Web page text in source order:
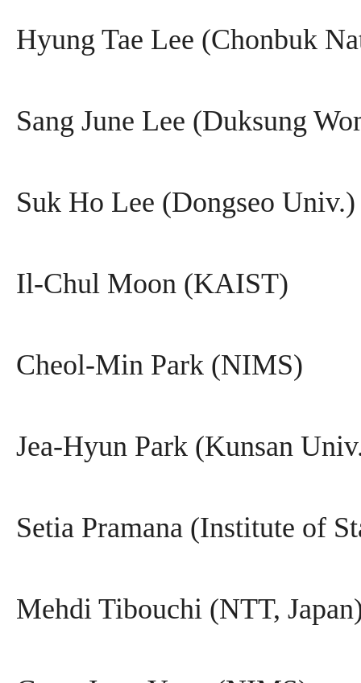
Hyung Tae Lee (Chonbuk
Sang June Lee (Duksung
Suk Ho Lee (Dongseo Univ.)
Il-Chul Moon (KAIST)
Cheol-Min Park (NIMS)
Jea-Hyun Park (Kunsan
Setia Pramana (Institute of
Mehdi Tibouchi (NTT,